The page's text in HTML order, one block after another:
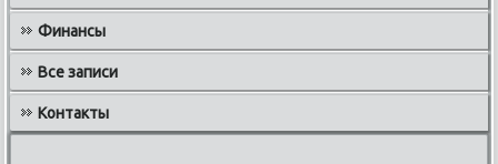
Финансы
Все записи
Контакты